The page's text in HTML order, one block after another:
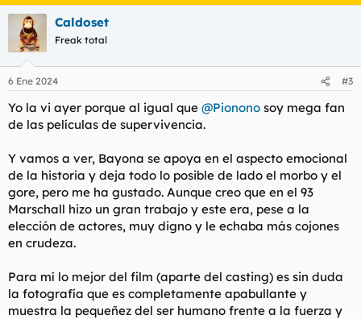
Caldoset
Freak total
6 Ene 2024 #3
Yo la vi ayer porque al igual que @Pionono soy mega fan
de las películas de supervivencia.
Y vamos a ver, Bayona se apoya en el aspecto emocional
de la historia y deja todo lo posible de lado el morbo y el
gore, pero me ha gustado. Aunque creo que en el 93
Marschall hizo un gran trabajo y este era, pese a la
elección de actores, muy digno y le echaba más cojones
en crudeza.
Para mí lo mejor del film (aparte del casting) es sin duda
la fotografía que es completamente apabullante y
muestra la pequeñez del ser humano frente a la fuerza y